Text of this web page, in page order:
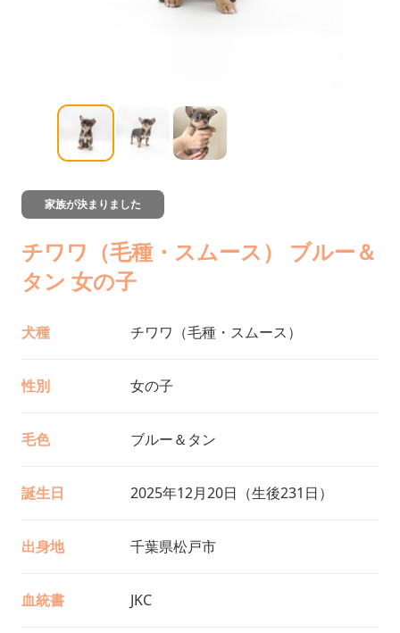
家族が決まりました
チワワ（毛種・スムース） ブルー＆
タン 女の子
犬種 チワワ（毛種・スムース）
性別 女の子
毛色 ブルー＆タン
誕生日 2025年12月20日（生後231日）
出身地 千葉県松戸市
血統書 JKC